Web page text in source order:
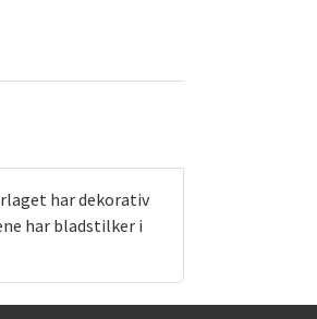
har dekorativ
har bladstilker i